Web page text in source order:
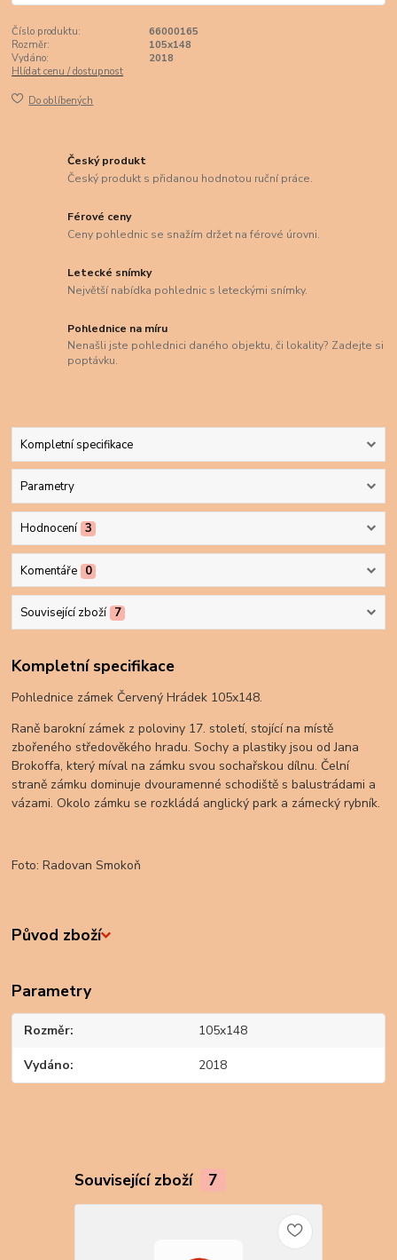
Číslo produktu:
66000165
Rozměr:
105x148
Vydáno:
2018
Hlídat cenu / dostupnost
Do oblíbených
Český produkt
Český produkt s přidanou hodnotou ruční práce.
Férové ceny
Ceny pohlednic se snažím držet na férové úrovni.
Letecké snímky
Největší nabídka pohlednic s leteckými snímky.
Pohlednice na míru
Nenašli jste pohlednici daného objektu, či lokality? Zadejte si
poptávku.
Kompletní specifikace
Parametry
Hodnocení 3
Komentáře 0
Související zboží 7
Kompletní specifikace
Pohlednice zámek Červený Hrádek 105x148.
Raně barokní zámek z poloviny 17. století, stojící na místě
zbořeného středověkého hradu. Sochy a plastiky jsou od Jana
Brokoffa, který míval na zámku svou sochařskou dílnu. Čelní
straně zámku dominuje dvouramenné schodiště s balustrádami a
vázami. Okolo zámku se rozkládá anglický park a zámecký rybník.
Foto: Radovan Smokoň
Původ zboží
Parametry
Rozměr 105x148
Vydáno 2018
Související zboží 7